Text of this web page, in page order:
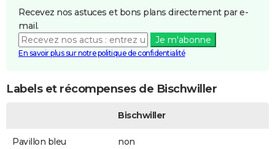
Recevez nos astuces et bons plans directement par e-
mail.
Je m'abonne
En savoir plus sur notre politique de confidentialité
Labels et récompenses de Bischwiller
Bischwiller
Pavillon bleu non